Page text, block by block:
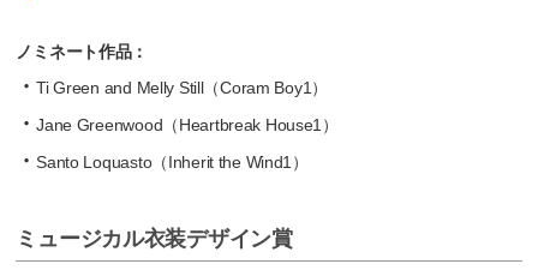
ノミネート作品：
Ti Green and Melly Still（Coram Boy1）
Jane Greenwood（Heartbreak House1）
Santo Loquasto（Inherit the Wind1）
ミュージカル衣装デザイン賞